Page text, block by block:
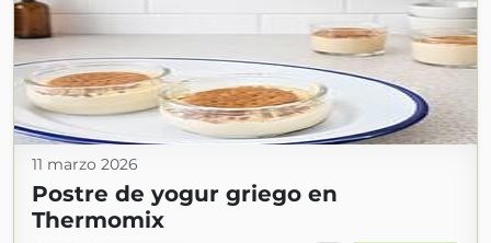
11 marzo 2026
Postre de yogur griego en
Thermomix